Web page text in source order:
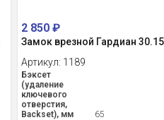
2 850₽
Замок врезной Гардиан 30.15
Артикул: 1189
Бэксет
(удаление
ключевого
отверстия,
Backset), мм
65